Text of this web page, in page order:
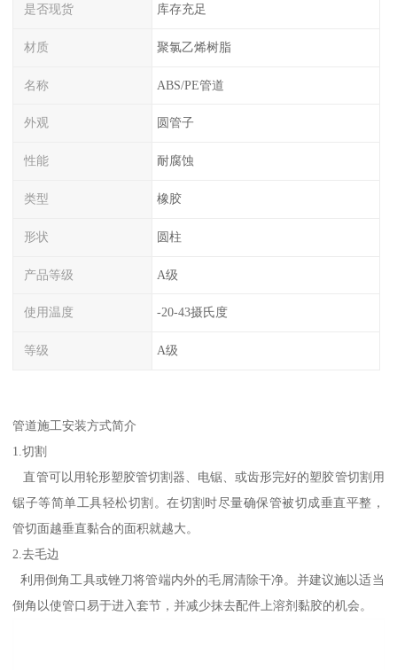
是否现货 库存充足
材质 聚氯乙烯树脂
名称 ABS/PE管道
外观 圆管子
性能 耐腐蚀
类型 橡胶
形状 圆柱
产品等级 A级
使用温度 -20-43摄氏度
等级 A级
管道施工安装方式简介
1.切割
直管可以用轮形塑胶管切割器、电锯、或齿形完好的塑胶管切割用
锯子等简单工具轻松切割。在切割时尽量确保管被切成垂直平整，
管切面越垂直黏合的面积就越大。
2.去毛边
利用倒角工具或锉刀将管端内外的毛屑清除干净。并建议施以适当
倒角以使管口易于进入套节，并减少抹去配件上溶剂黏胶的机会。